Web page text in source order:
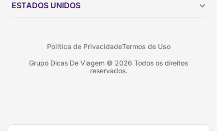
Colômbia
ESTADOS UNIDOS
Nova York
Grupo Dicas De Viagem © 2026 Todos os direitos
reservados.
Política de PrivacidadeTermos de Uso